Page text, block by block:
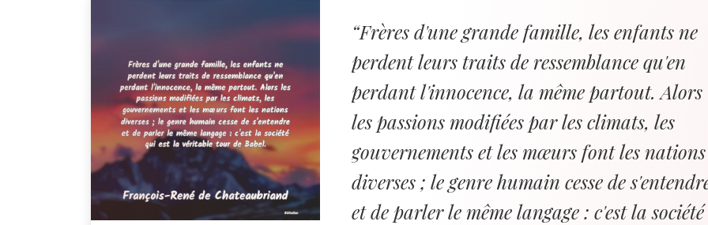
“Frères d'une grande famille, les enfants ne
perdent leurs traits de ressemblance qu'en
perdant l'innocence, la même partout. Alors
les passions modifiées par les climats, les
gouvernements et les mœurs font les nations
diverses ; le genre humain cesse de
et de parler le même langage : c'est la société